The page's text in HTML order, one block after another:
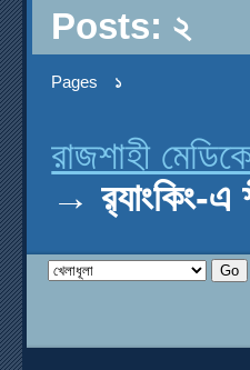
Posts: ২
Pages ১
রাজশাহী
→র‌্যাংকিং-এ